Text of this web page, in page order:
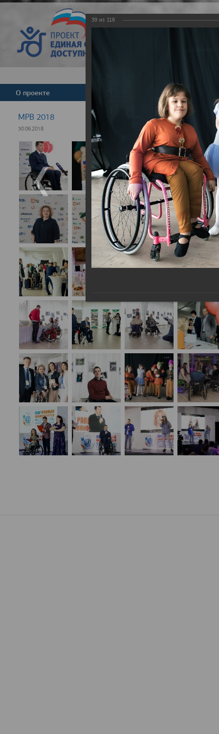
О проекте Новости
МРВ 2018
30.06.2018
39 из 118